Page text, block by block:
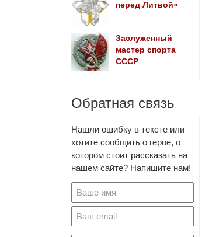
перед Литвой»
Заслуженный
мастер спорта
СССР
Обратная связь
Нашли ошибку в тексте или
хотите сообщить о герое, о
котором стоит рассказать на
нашем сайте? Напишите нам!